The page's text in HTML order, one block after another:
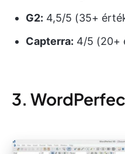
G2: 4,5/5 (35+
Capterra: 4/5 (20+
3.